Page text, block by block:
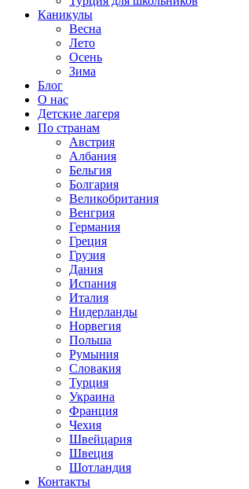
Каникулы
Весна
Лето
Осень
Зима
Блог
О нас
Детские лагеря
По странам
Австрия
Албания
Бельгия
Болгария
Великобритания
Венгрия
Германия
Греция
Грузия
Дания
Испания
Италия
Нидерланды
Норвегия
Польша
Румыния
Словакия
Турция
Украина
Франция
Чехия
Швейцария
Швеция
Шотландия
Контакты